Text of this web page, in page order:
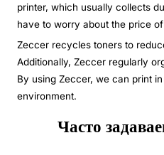
printer, which usually collects
have to worry about the price
Zeccer recycles toners to
Additionally, Zeccer regularly
By using Zeccer, we can print
environment.
Часто